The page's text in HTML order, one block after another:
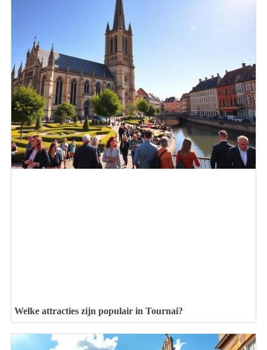
Welke attracties zijn populair in Tournai?